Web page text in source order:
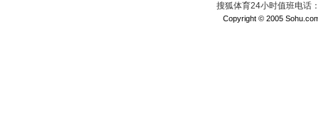
搜狐体育24小时值班电话
Copyright © 2005